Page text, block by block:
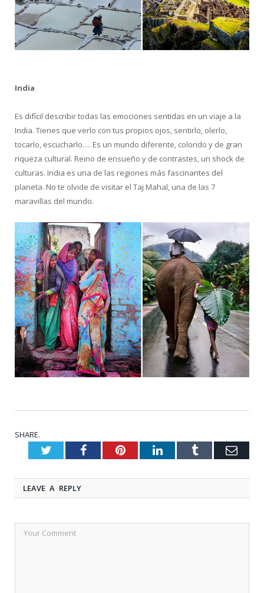
India
Es difícil describir todas las emociones sentidas en un viaje a la
India. Tienes que verlo con tus propios ojos, sentirlo, olerlo,
tocarlo, escucharlo…. Es un mundo diferente, colorido y de gran
riqueza cultural. Reino de ensueño y de contrastes, un shock de
culturas. India es una de las regiones más fascinantes del
planeta. No te olvide de visitar el Taj Mahal, una de las 7
maravillas del mundo.
SHARE.
TwitterFacebookPinterestLinkedInTumblr
LEAVE A REPLY